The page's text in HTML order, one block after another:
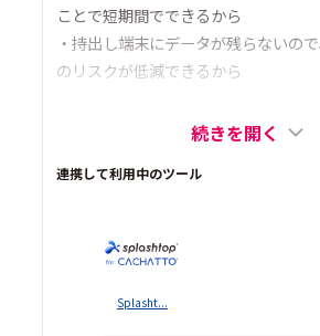
ことで短期間でできるから
・持出し端末にデータが残らないの
のリスクが低減できるから
続きを開く
連携して利用中のツール
Splasht...